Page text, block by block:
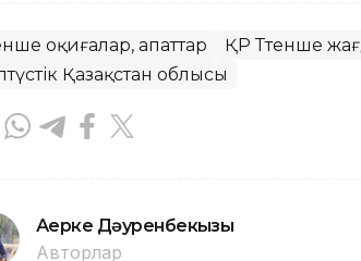
оқиғалар, апаттар ҚР Төтенше
Қазақстан облысы
Ақерке Дәуренбекқызы
Авторлар